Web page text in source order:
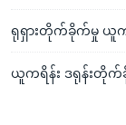
ရုရှားတိုက်ခိုက်မှု ယူ
ယူကရိန်း ဒရုန်းတိုက်